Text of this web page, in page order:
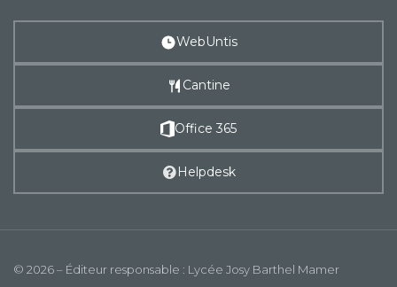
WebUntis
Cantine
Office 365
Helpdesk
© 2026 – Éditeur responsable : Lycée Josy Barthel Mamer